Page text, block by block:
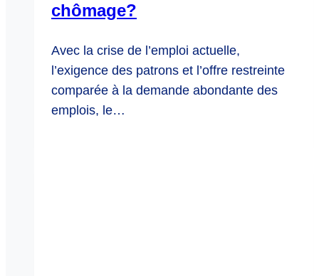
chômage?
Avec la crise de l’emploi actuelle,
l’exigence des patrons et l’offre restreinte
comparée à la demande abondante des
emplois, le…